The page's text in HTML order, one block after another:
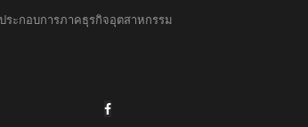
ระกอบการภาคธุรกิจอุตสาหกรรม